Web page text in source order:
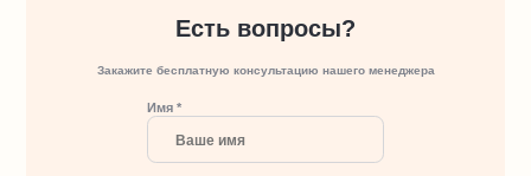
Есть вопросы?
Закажите бесплатную консультацию нашего менеджера
Имя *